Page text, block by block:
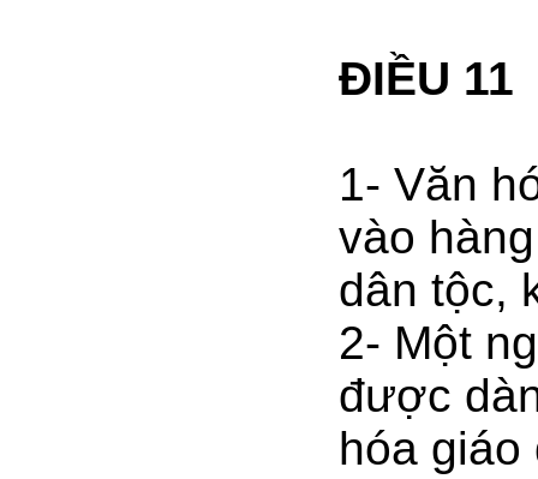
ĐIỀU 11
1- Văn
vào
dân tộc,
2- Một
được
hóa giáo